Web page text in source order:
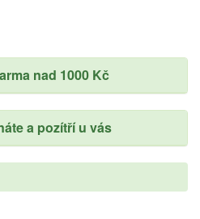
nad 1000 Kč
a pozítří u vás